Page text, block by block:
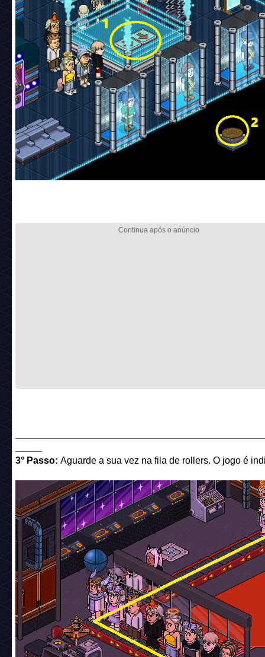
3° Passo: Aguarde a sua vez na fila de rollers. O jogo é